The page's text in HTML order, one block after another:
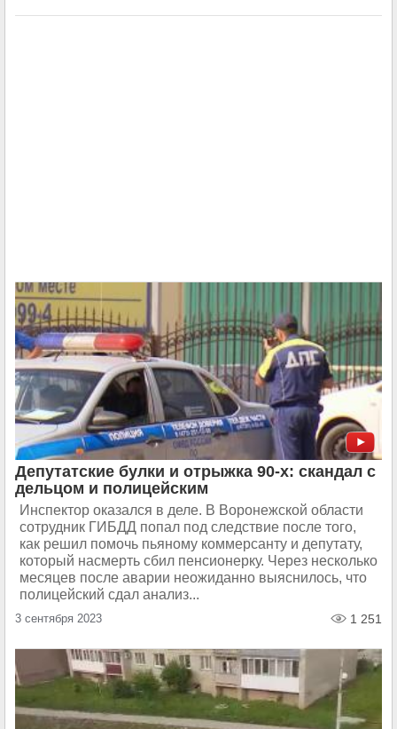
Депутатские булки и отрыжка 90-х: скандал с
дельцом и полицейским
Инспектор оказался в деле. В Воронежской области
сотрудник ГИБДД попал под следствие после того,
как решил помочь пьяному коммерсанту и депутату,
который насмерть сбил пенсионерку. Через несколько
месяцев после аварии неожиданно выяснилось, что
полицейский сдал анализ...
3 сентября 2023 1 251